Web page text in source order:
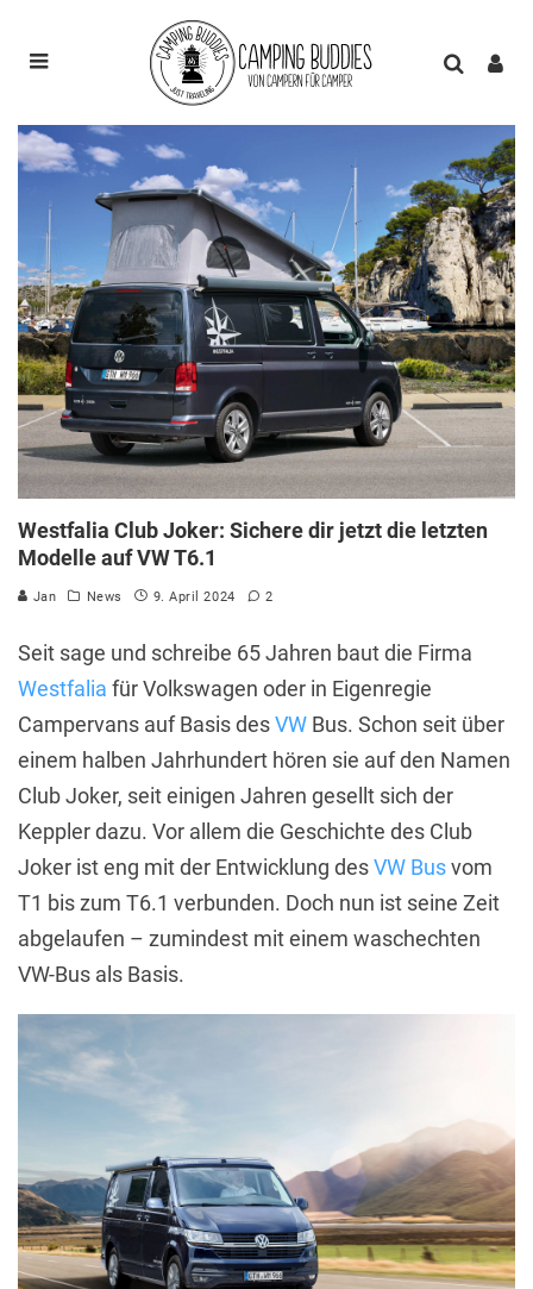
Westfalia Club Joker: Sichere dir jetzt die letzten
Modelle auf VW T6.1
Jan News 9. April 2024 2
Seit sage und schreibe 65 Jahren baut die Firma
Westfalia für Volkswagen oder in Eigenregie
Campervans auf Basis desVW Bus. Schon seit über
einem halben Jahrhundert hören sie auf den Namen
Club Joker, seit einigen Jahren gesellt sich der
Keppler dazu. Vor allem die Geschichte des Club
Joker ist eng mit der Entwicklung desVW Busvom
T1 bis zum T6.1 verbunden. Doch nun ist seine Zeit
abgelaufen – zumindest mit einem waschechten
VW-Bus als Basis.